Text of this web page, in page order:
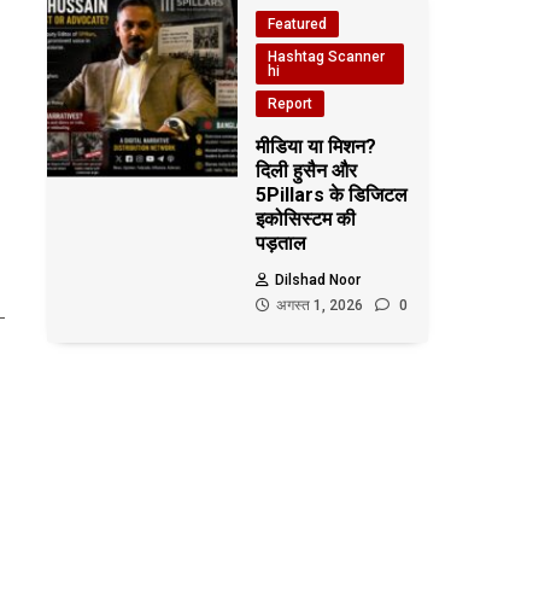
Featured
Hashtag Scanner
hi
Report
मीडिया या मिशन?
दिली हुसैन और
5Pillars के डिजिटल
इकोसिस्टम की
पड़ताल
Dilshad Noor
अगस्त 1, 2026
0